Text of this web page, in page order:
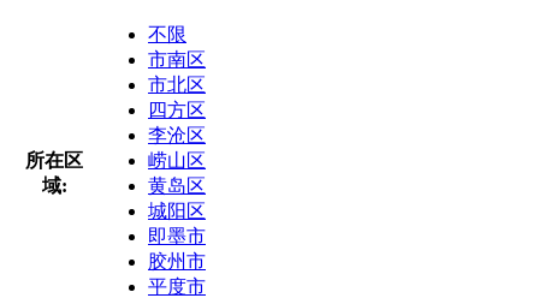
所在区
域:
不限
市南区
市北区
四方区
李沧区
崂山区
黄岛区
城阳区
即墨市
胶州市
平度市